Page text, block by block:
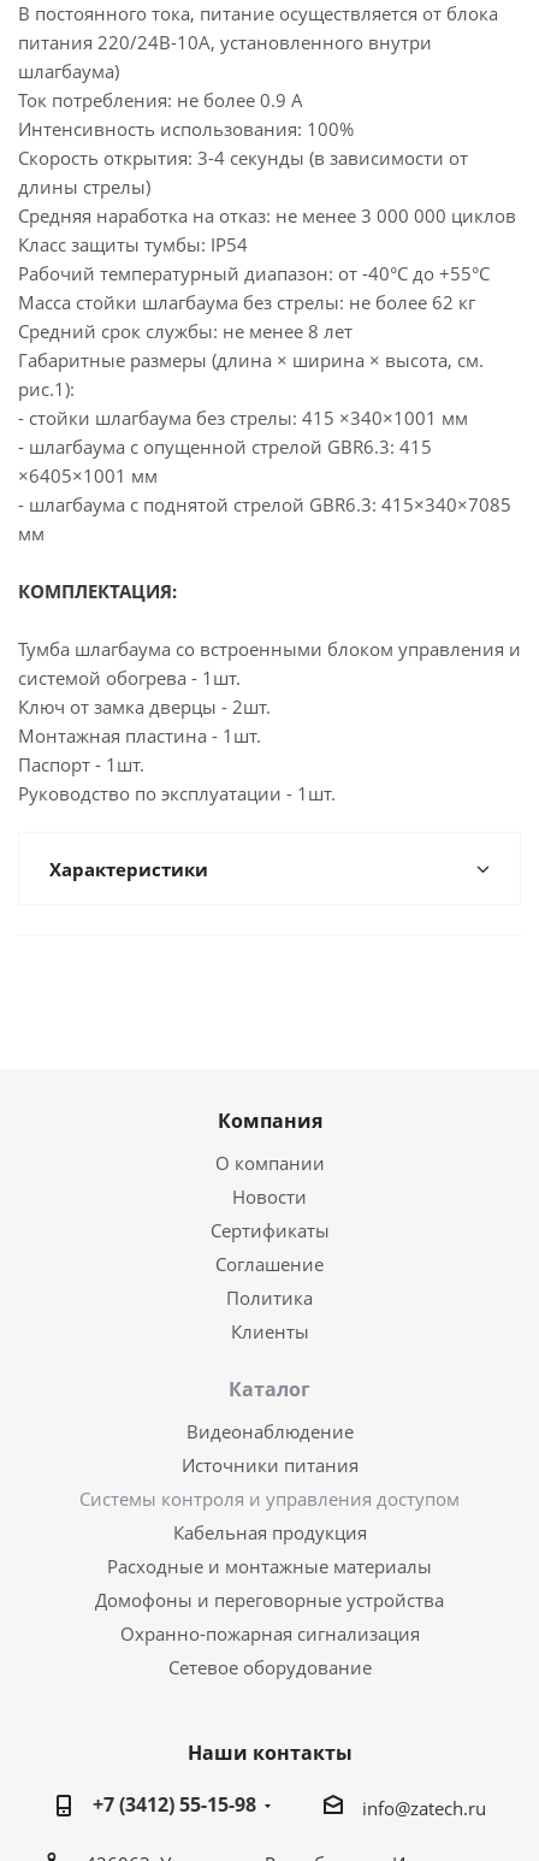
В постоянного тока, питание осуществляется от блока
питания 220/24В-10А, установленного внутри
шлагбаума)
Ток потребления: не более 0.9 А
Интенсивность использования: 100%
Скорость открытия: 3-4 секунды (в зависимости от
длины стрелы)
Средняя наработка на отказ: не менее 3 000 000 циклов
Класс защиты тумбы: IP54
Рабочий температурный диапазон: от -40°C до +55°C
Масса стойки шлагбаума без стрелы: не более 62 кг
Средний срок службы: не менее 8 лет
Габаритные размеры (длина × ширина × высота, см.
рис.1):
- стойки шлагбаума без стрелы: 415 ×340×1001 мм
- шлагбаума с опущенной стрелой GBR6.3: 415
×6405×1001 мм
- шлагбаума с поднятой стрелой GBR6.3: 415×340×7085
мм
КОМПЛЕКТАЦИЯ:
Тумба шлагбаума со встроенными блоком управления и
системой обогрева - 1шт.
Ключ от замка дверцы - 2шт.
Монтажная пластина - 1шт.
Паспорт - 1шт.
Руководство по эксплуатации - 1шт.
Характеристики
Компания
О компании
Новости
Сертификаты
Соглашение
Политика
Клиенты
Каталог
Видеонаблюдение
Источники питания
Системы контроля и управления доступом
Кабельная продукция
Расходные и монтажные материалы
Домофоны и переговорные устройства
Охранно-пожарная сигнализация
Сетевое оборудование
Наши контакты
+7 (3412) 55-15-98
info@zatech.ru